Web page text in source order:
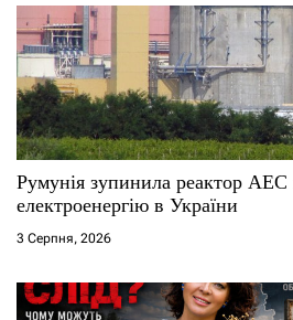
Румунія зупинила реактор АЕС
електроенергію в України
3 Серпня, 2026